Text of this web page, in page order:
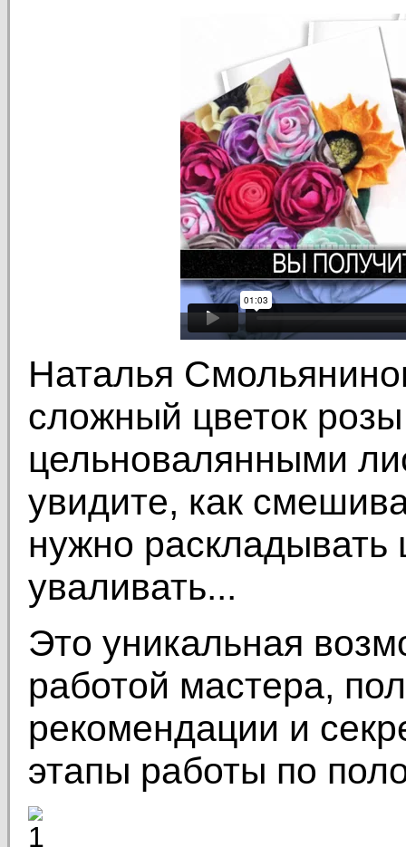
Наталья
сложный цветок
цельновалянными
увидите, как
нужно раскладывать
уваливать...
Это уникальная
работой мастера,
рекомендации и
этапы работы по